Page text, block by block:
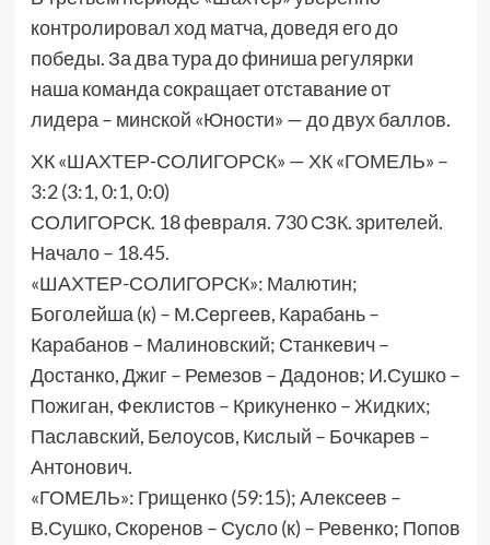
контролировал ход матча, доведя его до
победы. За два тура до финиша регулярки
наша команда сокращает отставание от
лидера – минской «Юности» — до двух баллов.
ХК «ШАХТЕР-СОЛИГОРСК» — ХК «ГОМЕЛЬ» –
3:2 (3:1, 0:1, 0:0)
СОЛИГОРСК. 18 февраля. 730 СЗК. зрителей.
Начало – 18.45.
«ШАХТЕР-СОЛИГОРСК»: Малютин;
Боголейша (к) – М.Сергеев, Карабань –
Карабанов – Малиновский; Станкевич –
Достанко, Джиг – Ремезов – Дадонов; И.Сушко –
Пожиган, Феклистов – Крикуненко – Жидких;
Паславский, Белоусов, Кислый – Бочкарев –
Антонович.
«ГОМЕЛЬ»: Грищенко (59:15); Алексеев –
В.Сушко, Скоренов – Сусло (к) – Ревенко; Попов